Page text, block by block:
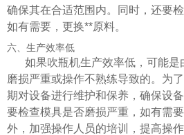
确保其在合适范围内。同时，还要
如有需要，更换**原料。
六、生产效率低
如果吹瓶机生产效率低，可能
磨损严重或操作不熟练导致的。为
期对设备进行维护和保养，确保设
要检查模具是否磨损严重，如有需
外，加强操作人员的培训，提高操